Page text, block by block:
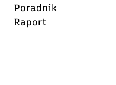
Poradnik
Raport